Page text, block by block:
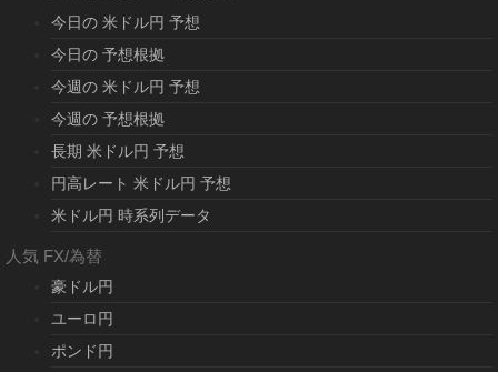
今日の 米ドル円 予想
今日の 予想根拠
今週の 米ドル円 予想
今週の 予想根拠
長期 米ドル円 予想
円高レート 米ドル円 予想
米ドル円 時系列データ
人気 FX/為替
豪ドル円
ユーロ円
ポンド円